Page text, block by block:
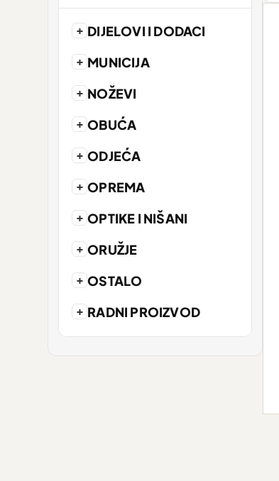
+ DIJELOVI I DODACI
+ MUNICIJA
+ NOŽEVI
+ OBUĆA
+ ODJEĆA
+ OPREMA
+ OPTIKE I NIŠANI
+ ORUŽJE
+ OSTALO
+ RADNI PROIZVOD